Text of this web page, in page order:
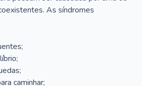
As síndromes
caminhar;